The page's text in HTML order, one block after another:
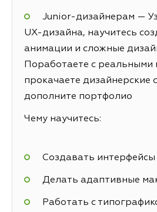
Junior-дизайнерам —
UX-дизайна, научитесь
анимации и сложные
Поработаете с реальными
прокачаете дизайнерские
дополните портфолио
Чему научитесь:
Создавать интерфейсы
Делать адаптивные
Работать с